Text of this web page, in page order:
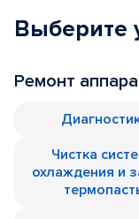
Выберите
Ремонт
Чистка
охлаждения и